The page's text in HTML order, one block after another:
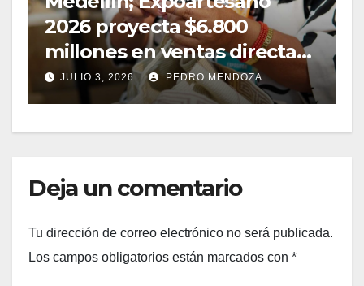
2026 proyecta $6.800
millones en ventas directas
y un impacto de USD 9,7
millones
JULIO 3, 2026 PEDRO MENDOZA
Deja un comentario
Tu dirección de correo electrónico no será publicada.
Los campos obligatorios están marcados con *